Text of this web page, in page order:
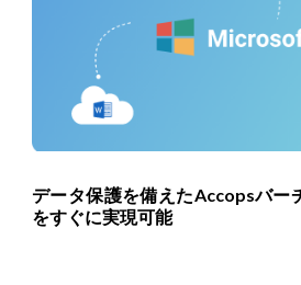
データ保護を備えたAccopsバー
をすぐに実現可能